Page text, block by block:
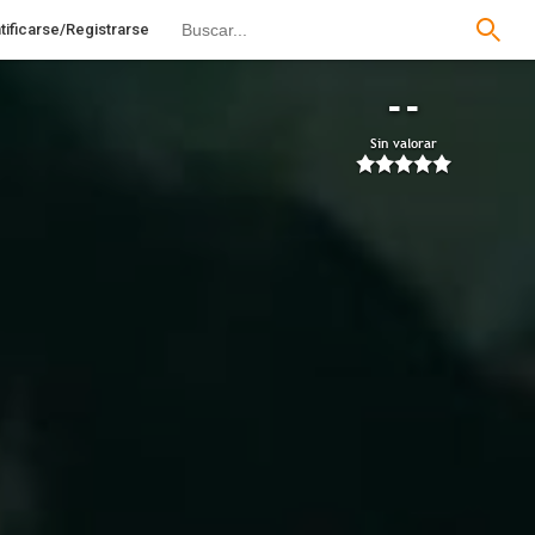
Registrarse
--
Sin valorar